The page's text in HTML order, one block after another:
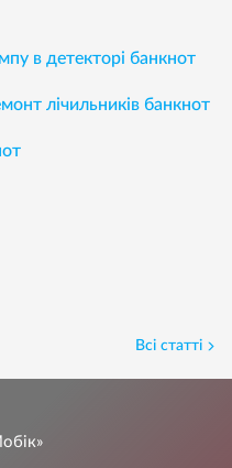
в детекторі банкнот
лічильників банкнот
Всі статті